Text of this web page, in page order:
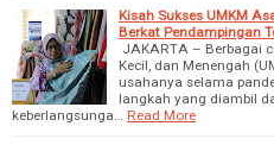
Kisah Sukses UMKM
Berkat Pendampingan
JAKARTA – Berbagai
Kecil, dan Menengah
usahanya selama
langkah yang diambil
keberlangsunga… Read More